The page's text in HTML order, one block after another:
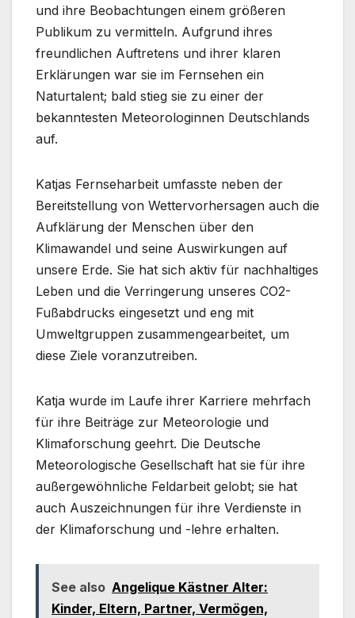
und ihre Beobachtungen einem größeren
Publikum zu vermitteln. Aufgrund ihres
freundlichen Auftretens und ihrer klaren
Erklärungen war sie im Fernsehen ein
Naturtalent; bald stieg sie zu einer der
bekanntesten Meteorologinnen Deutschlands
auf.
Katjas Fernseharbeit umfasste neben der
Bereitstellung von Wettervorhersagen auch die
Aufklärung der Menschen über den
Klimawandel und seine Auswirkungen auf
unsere Erde. Sie hat sich aktiv für nachhaltiges
Leben und die Verringerung unseres CO2-
Fußabdrucks eingesetzt und eng mit
Umweltgruppen zusammengearbeitet, um
diese Ziele voranzutreiben.
Katja wurde im Laufe ihrer Karriere mehrfach
für ihre Beiträge zur Meteorologie und
Klimaforschung geehrt. Die Deutsche
Meteorologische Gesellschaft hat sie für ihre
außergewöhnliche Feldarbeit gelobt; sie hat
auch Auszeichnungen für ihre Verdienste in
der Klimaforschung und -lehre erhalten.
See also Angelique Kästner Alter:
Kinder, Eltern, Partner, Vermögen,